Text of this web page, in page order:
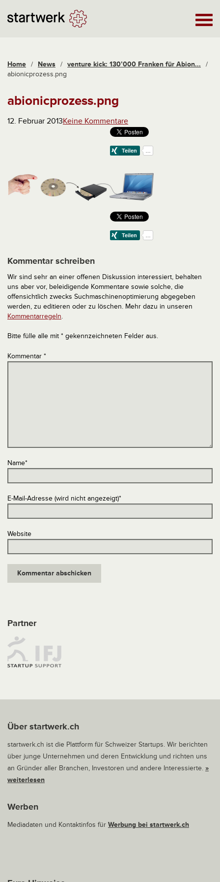
Home / News / venture kick: 130’000 Franken für Abion...
/
abionicprozess.png
abionicprozess.png
12. Februar 2013Keine Kommentare
Kommentar schreiben
Wir sind sehr an einer offenen Diskussion interessiert, behalten
uns aber vor, beleidigende Kommentare sowie solche, die
offensichtlich zwecks Suchmaschinenoptimierung abgegeben
werden, zu editieren oder zu löschen. Mehr dazu in unseren
Kommentarregeln.
Bitte fülle alle mit * gekennzeichneten Felder aus.
Kommentar *
Name*
E-Mail-Adresse (wird nicht angezeigt)*
Website
Partner
Über startwerk.ch
startwerk.ch ist die Plattform für Schweizer Startups. Wir berichten
über junge Unternehmen und deren Entwicklung und richten uns
an Gründer aller Branchen, Investoren und andere Interessierte. »
weiterlesen
Werben
Mediadaten und Kontaktinfos für Werbung bei startwerk.ch